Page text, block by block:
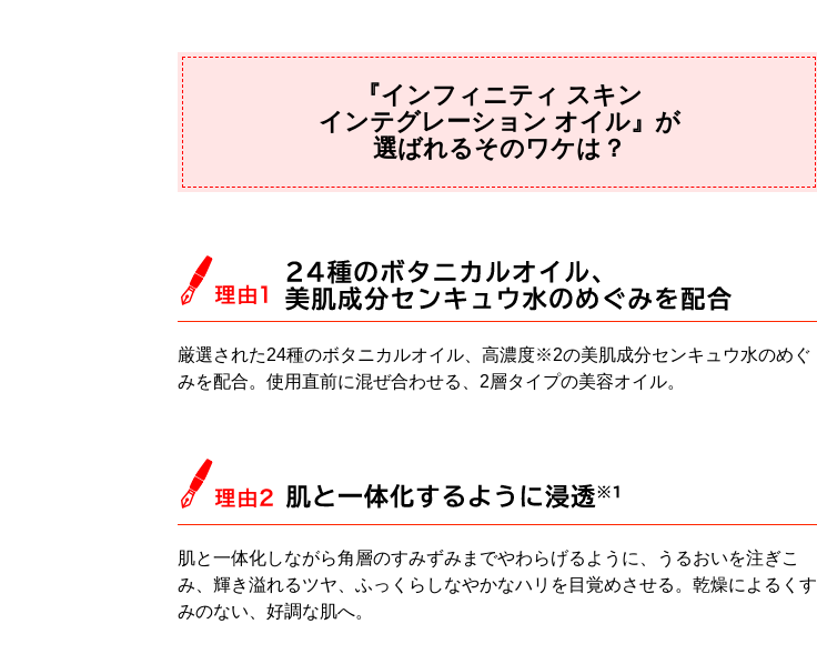
『インフィニティ スキン
インテグレーション オイル』が
選ばれるそのワケは？
厳選された24種のボタニカルオイル、高濃度※2の美肌成分センキュウ水のめぐ
みを配合。使用直前に混ぜ合わせる、2層タイプの美容オイル。
肌と一体化しながら角層のすみずみまでやわらげるように、うるおいを注ぎこ
み、輝き溢れるツヤ、ふっくらしなやかなハリを目覚めさせる。乾燥によるくす
みのない、好調な肌へ。